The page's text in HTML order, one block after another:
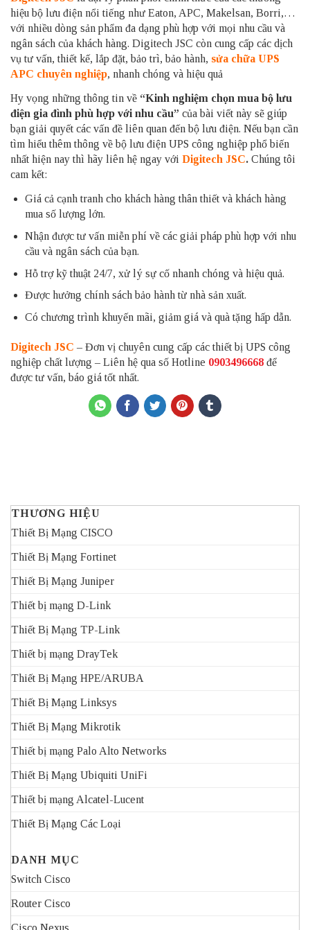
hiệu bộ lưu điện nổi tiếng như Eaton, APC, Makelsan, Borri,…
với nhiều dòng sản phẩm đa dạng phù hợp với mọi nhu cầu và
ngân sách của khách hàng. Digitech JSC còn cung cấp các dịch
vụ tư vấn, thiết kế, lắp đặt, bảo trì, bảo hành, sửa chữa UPS
APC chuyên nghiệp, nhanh chóng và hiệu quả
Hy vọng những thông tin về “Kinh nghiệm chọn mua bộ lưu
điện gia đình phù hợp với nhu cầu” của bài viết này sẽ giúp
bạn giải quyết các vấn đề liên quan đến bộ lưu điện. Nếu bạn cần
tìm hiểu thêm thông về bộ lưu điện UPS công nghiệp phổ biến
nhất hiện nay thì hãy liên hệ ngay với Digitech JSC. Chúng tôi
cam kết:
Giá cả cạnh tranh cho khách hàng thân thiết và khách hàng
mua số lượng lớn.
Nhận được tư vấn miễn phí về các giải pháp phù hợp với nhu
cầu và ngân sách của bạn.
Hỗ trợ kỹ thuật 24/7, xử lý sự cố nhanh chóng và hiệu quả.
Được hưởng chính sách bảo hành từ nhà sản xuất.
Có chương trình khuyến mãi, giảm giá và quà tặng hấp dẫn.
Digitech JSC – Đơn vị chuyên cung cấp các thiết bị UPS công
nghiệp chất lượng – Liên hệ qua số Hotline 0903496668 để
được tư vấn, báo giá tốt nhất.
THƯƠNG HIỆU
Thiết Bị Mạng CISCO
Thiết Bị Mạng Fortinet
Thiết Bị Mạng Juniper
Thiết bị mạng D-Link
Thiết Bị Mạng TP-Link
Thiết bị mạng DrayTek
Thiết Bị Mạng HPE/ARUBA
Thiết Bị Mạng Linksys
Thiết Bị Mạng Mikrotik
Thiết bị mạng Palo Alto Networks
Thiết Bị Mạng Ubiquiti UniFi
Thiết bị mạng Alcatel-Lucent
Thiết Bị Mạng Các Loại
DANH MỤC
Switch Cisco
Router Cisco
Cisco Nexus